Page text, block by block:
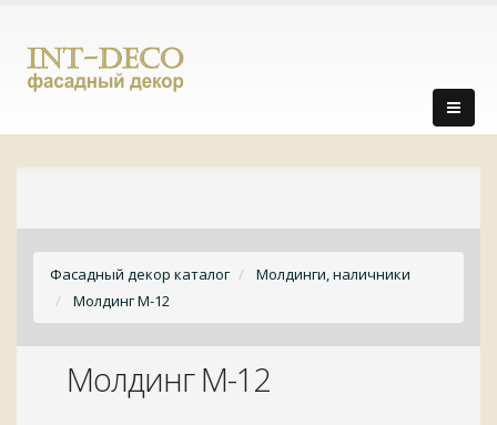
Фасадный декор каталог
Молдинги, наличники
Молдинг М-12
Молдинг М-12